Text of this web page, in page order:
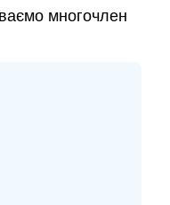
многочлен